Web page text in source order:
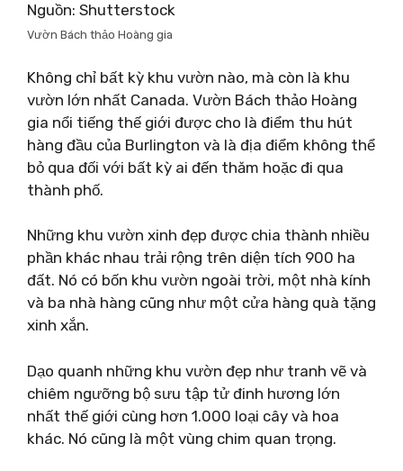
Nguồn: Shutterstock
Vườn Bách thảo Hoàng gia
Không chỉ bất kỳ khu vườn nào, mà còn là khu
vườn lớn nhất Canada. Vườn Bách thảo Hoàng
gia nổi tiếng thế giới được cho là điểm thu hút
hàng đầu của Burlington và là địa điểm không thể
bỏ qua đối với bất kỳ ai đến thăm hoặc đi qua
thành phố.
Những khu vườn xinh đẹp được chia thành nhiều
phần khác nhau trải rộng trên diện tích 900 ha
đất. Nó có bốn khu vườn ngoài trời, một nhà kính
và ba nhà hàng cũng như một cửa hàng quà tặng
xinh xắn.
Dạo quanh những khu vườn đẹp như tranh vẽ và
chiêm ngưỡng bộ sưu tập tử đinh hương lớn
nhất thế giới cùng hơn 1.000 loại cây và hoa
khác. Nó cũng là một vùng chim quan trọng.